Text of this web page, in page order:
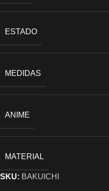
ESTADO
MEDIDAS
ANIME
MATERIAL
SKU: BAKUICHI